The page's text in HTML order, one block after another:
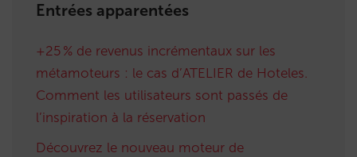
Entrées apparentées
+25 % de revenus incrémentaux sur les
métamoteurs : le cas d’ATELIER de Hoteles.
Comment les utilisateurs sont passés de
l’inspiration à la réservation
Découvrez le nouveau moteur de